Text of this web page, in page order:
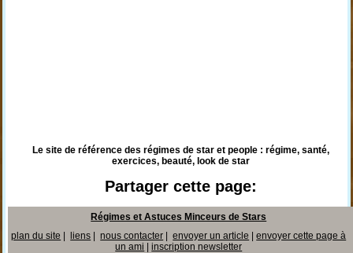
Le site de référence des régimes de star et people : régime, santé,
exercices, beauté, look de star
Partager cette page:
Régimes et Astuces Minceurs de Stars
plan du site
liens |nous contacter |envoyer un article |envoyer cette page à
un ami |inscription newsletter